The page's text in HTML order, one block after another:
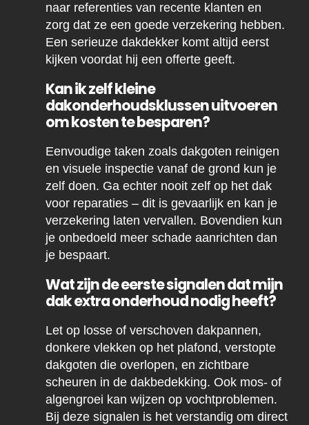
naar referenties van recente klanten en
zorg dat ze een goede verzekering hebben.
Een serieuze dakdekker komt altijd eerst
kijken voordat hij een offerte geeft.
Kan ik zelf kleine
dakonderhoudsklussen uitvoeren
om kosten te besparen?
Eenvoudige taken zoals dakgoten reinigen
en visuele inspectie vanaf de grond kun je
zelf doen. Ga echter nooit zelf op het dak
voor reparaties – dit is gevaarlijk en kan je
verzekering laten vervallen. Bovendien kun
je onbedoeld meer schade aanrichten dan
je bespaart.
Wat zijn de eerste signalen dat mijn
dak extra onderhoud nodig heeft?
Let op losse of verschoven dakpannen,
donkere vlekken op het plafond, verstopte
dakgoten die overlopen, en zichtbare
scheuren in de dakbedekking. Ook mos- of
algengroei kan wijzen op vochtproblemen.
Bij deze signalen is het verstandig om direct